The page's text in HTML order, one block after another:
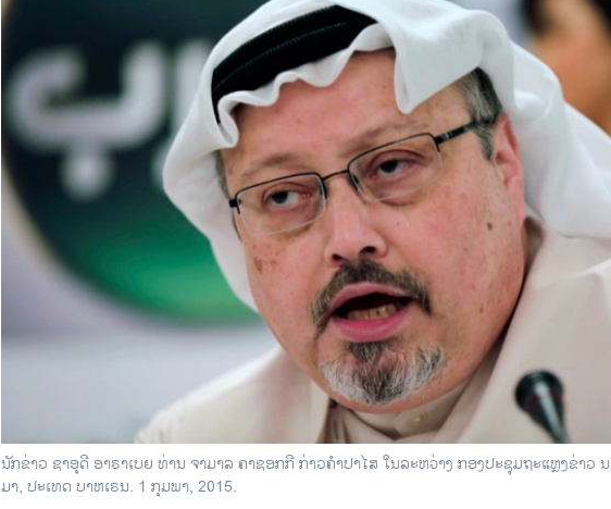
ນັກ​ຂ່າວ ຊາ​ອຸ​ດີ ອາ​ຣາ​ເບຍ ທ່ານ ຈາ​ມາ​ລ ຄາ​ຊອກ​ກີ ກ່າວ​ຄຳ​ປາ​ໄສ​ ໃນ​ລະ​ຫວ່າງ ກອງ​ປະ​ຊຸມ​ຖະ​ແຫຼງ​ຂ່າວ
ມາ, ປະ​ເທດ ບາຫ​ເຣນ. 1 ກຸມ​ພາ, 2015.